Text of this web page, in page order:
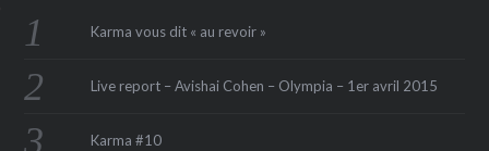
Karma vous dit « au revoir »
Live report – Avishai Cohen – Olympia – 1er avril 2015
Karma #10